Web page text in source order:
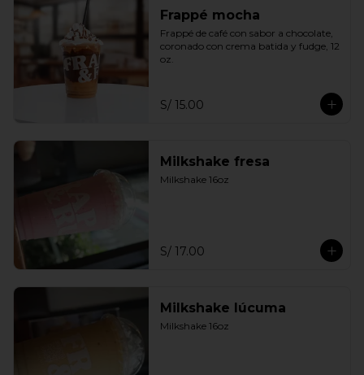
Frappé mocha
Frappé de café con sabor a chocolate,
coronado con crema batida y fudge, 12
oz.
S/ 15.00
Milkshake fresa
Milkshake 16oz
S/ 17.00
Milkshake lúcuma
Milkshake 16oz